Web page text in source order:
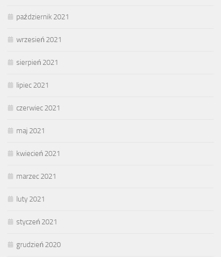
październik 2021
wrzesień 2021
sierpień 2021
lipiec 2021
czerwiec 2021
maj 2021
kwiecień 2021
marzec 2021
luty 2021
styczeń 2021
grudzień 2020